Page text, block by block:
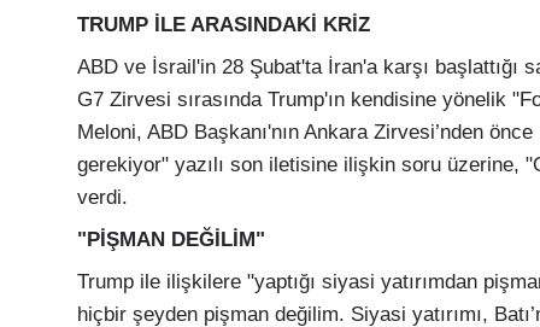
TRUMP İLE ARASINDAKİ KRİZ
ABD ve İsrail'in 28 Şubat'ta İran'a karşı başlattığı
G7 Zirvesi sırasında Trump'ın kendisine yönelik
Meloni, ABD Başkanı'nın Ankara Zirvesi’nden
gerekiyor" yazılı son iletisine ilişkin soru üzerine,
verdi.
"PİŞMAN DEĞİLİM"
Trump ile ilişkilere "yaptığı siyasi yatırımdan
hiçbir şeyden pişman değilim. Siyasi yatırımı,